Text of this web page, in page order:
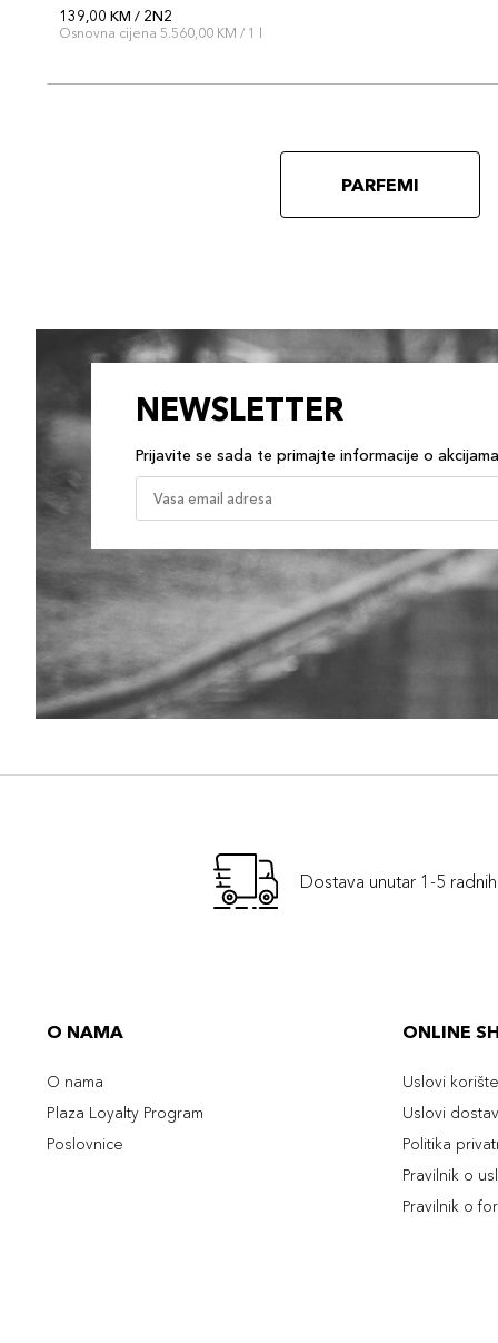
139,00 KM / 2N2
Osnovna cijena 5.560,00 KM / 1 l
PARFEMI
NEWSLETTER
Prijavite se sada te primajte informacije o
Dostava unutar 1-5
O NAMA
O nama
Plaza Loyalty Program
Poslovnice
ONLINE
Uslovi
Uslovi
Politika
Pravilnik o
Pravilnik o